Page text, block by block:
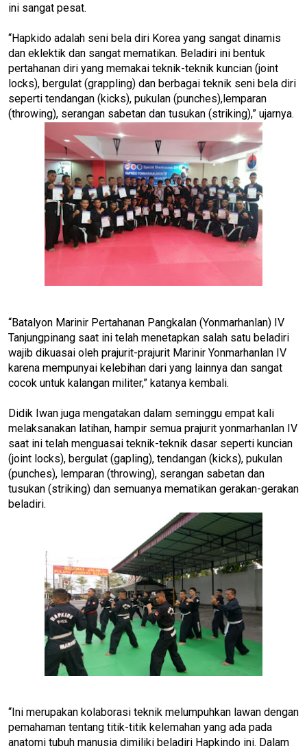
ini sangat pesat.
“Hapkido adalah seni bela diri Korea yang sangat dinamis
dan eklektik dan sangat mematikan. Beladiri ini bentuk
pertahanan diri yang memakai teknik-teknik kuncian (joint
locks), bergulat (grappling) dan berbagai teknik seni bela diri
seperti tendangan (kicks), pukulan (punches),lemparan
(throwing), serangan sabetan dan tusukan (striking),” ujarnya.
“Batalyon Marinir Pertahanan Pangkalan (Yonmarhanlan) IV
Tanjungpinang saat ini telah menetapkan salah satu beladiri
wajib dikuasai oleh prajurit-prajurit Marinir Yonmarhanlan IV
karena mempunyai kelebihan dari yang lainnya dan sangat
cocok untuk kalangan militer,” katanya kembali.
Didik Iwan juga mengatakan dalam seminggu empat kali
melaksanakan latihan, hampir semua prajurit yonmarhanlan IV
saat ini telah menguasai teknik-teknik dasar seperti kuncian
(joint locks), bergulat (gapling), tendangan (kicks), pukulan
(punches), lemparan (throwing), serangan sabetan dan
tusukan (striking) dan semuanya mematikan gerakan-gerakan
beladiri.
“Ini merupakan kolaborasi teknik melumpuhkan lawan dengan
pemahaman tentang titik-titik kelemahan yang ada pada
anatomi tubuh manusia dimiliki beladiri Hapkindo ini. Dalam